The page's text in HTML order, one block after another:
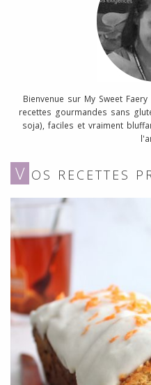
Bienvenue sur My Sweet
recettes gourmandes sans
soja), faciles et vraiment
V OS RECETTES